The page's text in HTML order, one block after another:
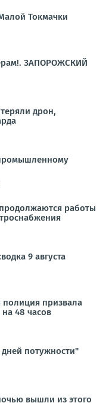
Токмачки
ЗАПОРОЖСКИЙ
дрон,
работы
9 августа
полиция призвала
48 часов
потужности"
вышли из этого